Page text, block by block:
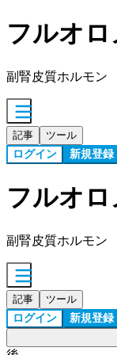
フルオロ
副腎皮質ホルモン
記事 ツール
ログイン 新規登録
フルオロ
副腎皮質ホルモン
記事 ツール
ログイン 新規登録